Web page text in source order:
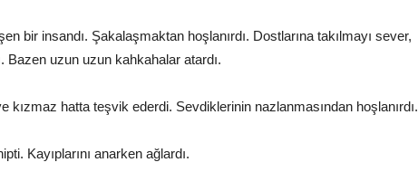
bir insandı. Şakalaşmaktan hoşlanırdı. Dostlarına takılmayı sever,
uzun uzun kahkahalar atardı.
kızmaz hatta teşvik ederdi. Sevdiklerinin nazlanmasından hoşlanırdı.
Kayıplarını anarken ağlardı.